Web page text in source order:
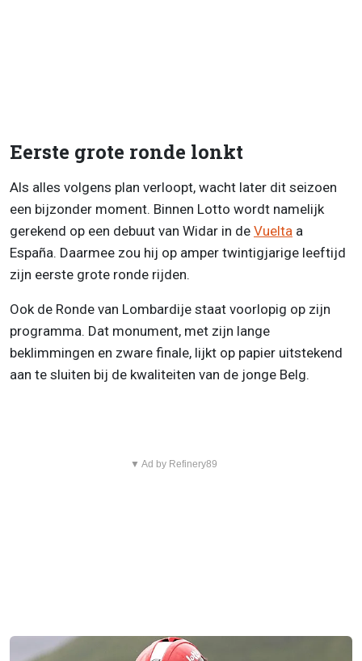
Eerste grote ronde lonkt
Als alles volgens plan verloopt, wacht later dit seizoen
een bijzonder moment. Binnen Lotto wordt namelijk
gerekend op een debuut van Widar in de Vuelta a
España. Daarmee zou hij op amper twintigjarige leeftijd
zijn eerste grote ronde rijden.
Ook de Ronde van Lombardije staat voorlopig op zijn
programma. Dat monument, met zijn lange
beklimmingen en zware finale, lijkt op papier uitstekend
aan te sluiten bij de kwaliteiten van de jonge Belg.
▼ Ad by Refinery89